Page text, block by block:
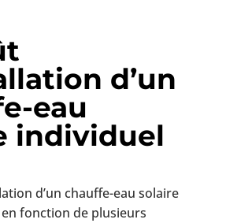
d’un
eau
individuel
d’un chauffe-eau solaire
fonction de plusieurs